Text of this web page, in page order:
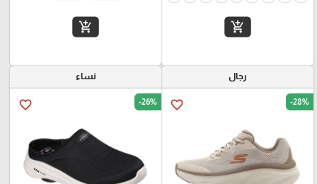
add_shopping_cart
add_shopping_cart
رجال
favorite_border -28%
نساء
favorite_border -26%